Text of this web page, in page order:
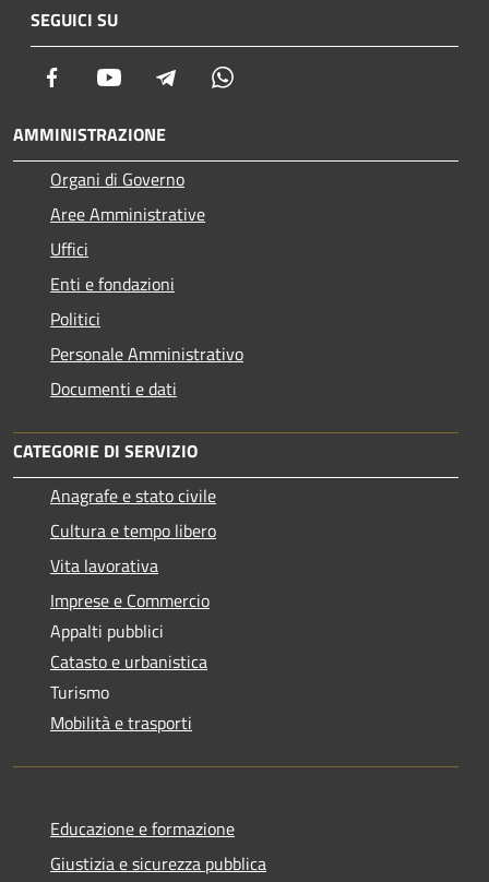
SEGUICI SU
Facebook Youtube Telegram
AMMINISTRAZIONE
Organi di Governo
Aree Amministrative
Uffici
Enti e fondazioni
Politici
Personale Amministrativo
Documenti e dati
CATEGORIE DI SERVIZIO
Anagrafe e stato civile
Cultura e tempo libero
Vita lavorativa
Imprese e Commercio
Appalti pubblici
Catasto e urbanistica
Turismo
Mobilità e trasporti
Educazione e formazione
Giustizia e sicurezza pubblica